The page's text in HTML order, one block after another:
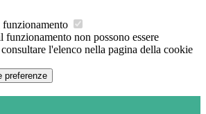
funzionamento
funzionamento non possono essere
l'elenco nella pagina della cookie
preferenze